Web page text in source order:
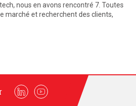
nous en avons rencontré 7. Toutes
marché et recherchent des clients,
LinkedinYoutube